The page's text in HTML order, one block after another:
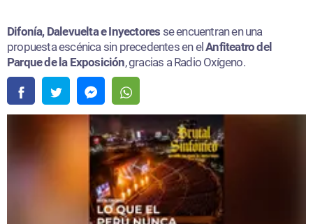
Difonía, Dalevuelta e Inyectores
propuesta escénica sin precedentes en elAnfiteatro del
Parque de la Exposición, gracias a Radio Oxígeno.